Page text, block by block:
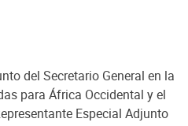
del Secretario General en la
para África Occidental y el
Especial Adjunto